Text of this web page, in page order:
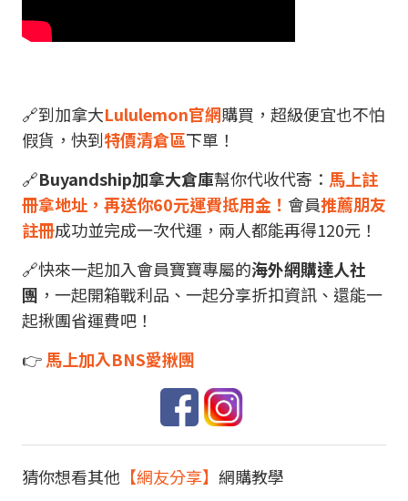
🔗到加拿大Lululemon官網購買，超級便宜也不怕
假貨，快到特價清倉區下單！
🔗Buyandship加拿大倉庫幫你代收代寄： 馬上註
冊拿地址，再送你60元運費抵用金！ 會員推薦朋友
註冊成功並完成一次代運，兩人都能再得120元！
🔗快來一起加入會員寶寶專屬的海外網購達人社
團 ，一起開箱戰利品、一起分享折扣資訊、還能一
起揪團省運費吧！
👉馬上加入BNS愛揪團
猜你想看其他 【網友分享】 網購教學